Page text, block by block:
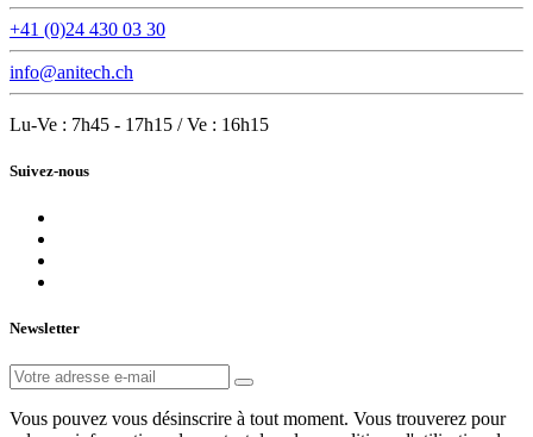
+41 (0)24 430 03 30
info@anitech.ch
Lu-Ve : 7h45 - 17h15 / Ve : 16h15
Suivez-nous
Newsletter
Vous pouvez vous désinscrire à tout moment. Vous trouverez pour